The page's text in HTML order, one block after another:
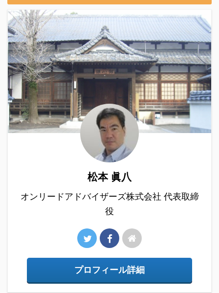
松本 眞八
オンリードアドバイザーズ株式会社 代表取締
役
プロフィール詳細